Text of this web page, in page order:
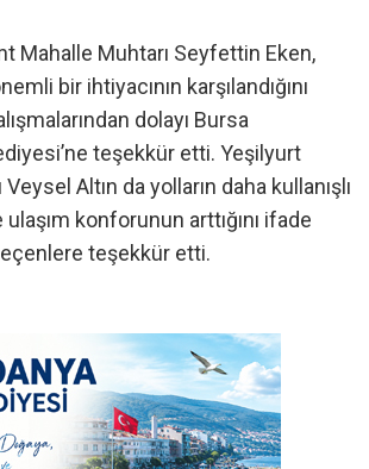
Mahalle Muhtarı Seyfettin Eken,
bir ihtiyacının karşılandığını
dolayı Bursa
teşekkür etti. Yeşilyurt
Altın da yolların daha kullanışlı
konforunun arttığını ifade
teşekkür etti.